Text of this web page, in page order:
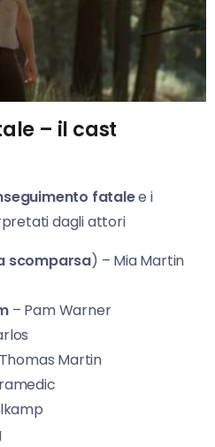
– il cast
fatalee i
dagli attori
scomparsa) – Mia Martin
– Pam Warner
Martin